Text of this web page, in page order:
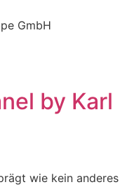
GmbH
by Karl
wie kein anderes